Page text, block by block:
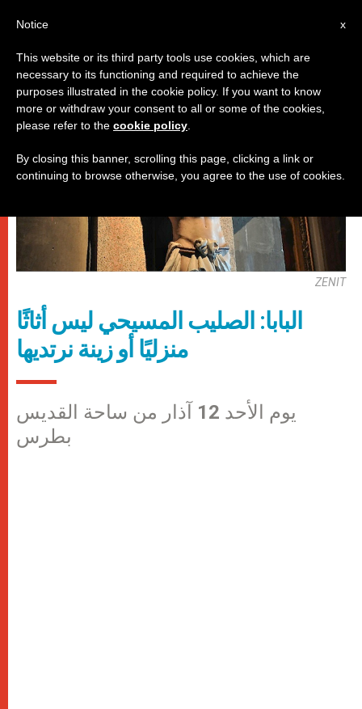
باباوات ,صلاة التبشير الملائكي
ZENIT
البابا: الصليب المسيحي ليس أثاثًا
منزليًا أو زينة نرتديها
يوم الأحد 12 آذار من ساحة القديس
بطرس
x
Notice
This website or its third party tools use cookies, which are
necessary to its functioning and required to achieve the
purposes illustrated in the cookie policy. If you want to know
more or withdraw your consent to all or some of the cookies,
please refer to the cookie policy
By closing this banner, scrolling this page, clicking a link or
continuing to browse otherwise, you agree to the use of cookies.